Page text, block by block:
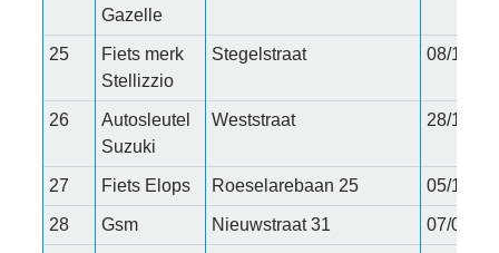
Gazelle
25
Fiets merk
Stellizzio
Stegelstraat 08/11/
26
Autosleutel
Suzuki
Weststraat 28/11/
27 Fiets Elops Roeselarebaan 25 05/12/
28 Gsm Nieuwstraat 31 07/01/